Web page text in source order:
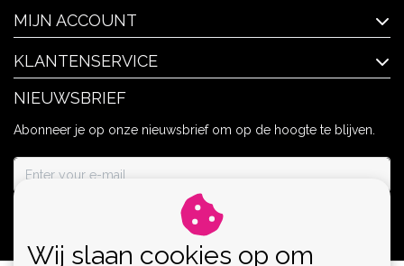
MIJN ACCOUNT
KLANTENSERVICE
NIEUWSBRIEF
Abonneer je op onze nieuwsbrief om op de hoogte te blijven.
Wij slaan cookies op om